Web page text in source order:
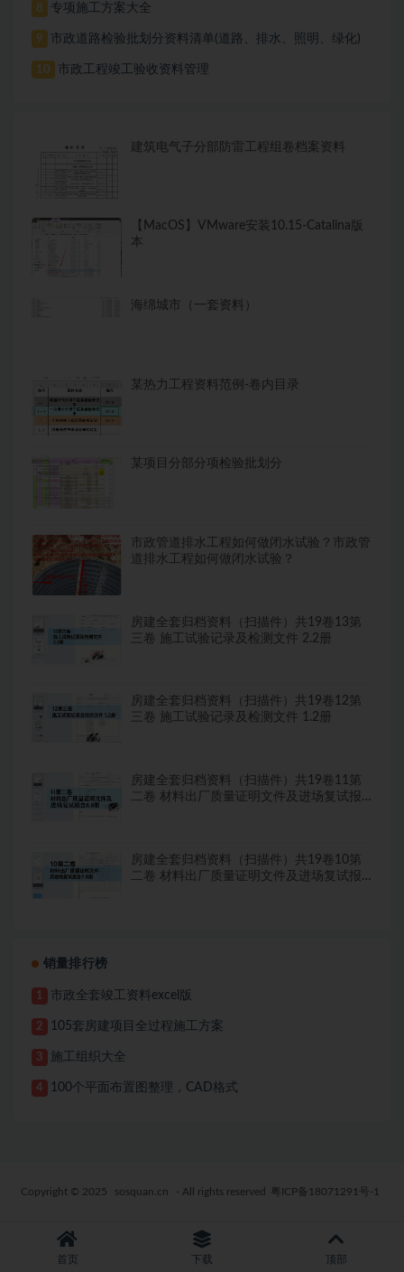
8 专项施工方案大全
9 市政道路检验批划分资料清单(道路、排水、照明、绿化)
10 市政工程竣工验收资料管理
建筑电气子分部防雷工程组卷档案资料
【MacOS】VMware安装10.15-Catalina版
本
海绵城市（一套资料）
某热力工程资料范例-卷内目录
某项目分部分项检验批划分
市政管道排水工程如何做闭水试验？市政管
道排水工程如何做闭水试验？
房建全套归档资料（扫描件）共19卷13第
三卷 施工试验记录及检测文件 2.2册
房建全套归档资料（扫描件）共19卷12第
三卷 施工试验记录及检测文件 1.2册
房建全套归档资料（扫描件）共19卷11第
二卷 材料出厂质量证明文件及进场复试报
房建全套归档资料（扫描件）共19卷10第
二卷 材料出厂质量证明文件及进场复试报
销量排行榜
1 市政全套竣工资料excel版
2 105套房建项目全过程施工方案
3 施工组织大全
4 100个平面布置图整理，CAD格式
Copyright © 2025 sosquan.cn - All rights reserved 粤ICP备18071291号-1
首页 下载 顶部